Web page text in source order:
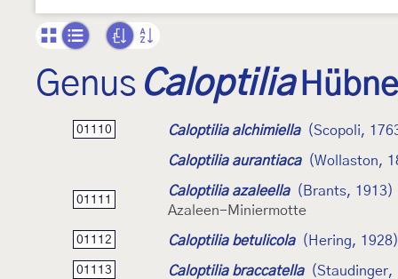
Genus Caloptilia
01110 Caloptilia alchimiella (Scopoli,
Caloptilia aurantiaca (Wollaston,
01111
Caloptilia azaleella
(Brants, 1913)
Azaleen-Miniermotte
01112 Caloptilia betulicola (Hering, 1928)
01113 Caloptilia braccatella (Staudinger,